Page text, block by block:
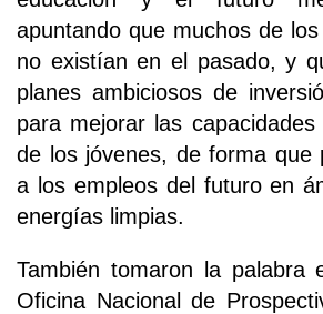
apuntando que muchos de
no existían en el pasado, y
planes ambiciosos de
para mejorar las
de los jóvenes, de forma que
a los empleos del futuro en
energías limpias.
También tomaron la palabra
Oficina Nacional de